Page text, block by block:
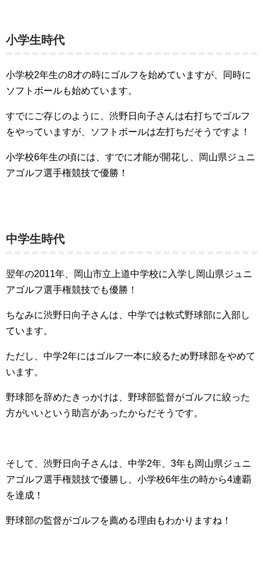
小学生時代
小学校2年生の8才の時にゴルフを始めていますが、同時に
ソフトボールも始めています。
すでにご存じのように、渋野日向子さんは右打ちでゴルフ
をやっていますが、ソフトボールは左打ちだそうですよ！
小学校6年生の頃には、すでに才能が開花し、岡山県ジュニ
アゴルフ選手権競技で優勝！
中学生時代
翌年の2011年、岡山市立上道中学校に入学し岡山県ジュニ
アゴルフ選手権競技でも優勝！
ちなみに渋野日向子さんは、中学では軟式野球部に入部し
ています。
ただし、中学2年にはゴルフ一本に絞るため野球部をやめて
います。
野球部を辞めたきっかけは、野球部監督がゴルフに絞った
方がいいという助言があったからだそうです。
そして、渋野日向子さんは、中学2年、3年も岡山県ジュニ
アゴルフ選手権競技で優勝し、小学校6年生の時から4連覇
を達成！
野球部の監督がゴルフを薦める理由もわかりますね！